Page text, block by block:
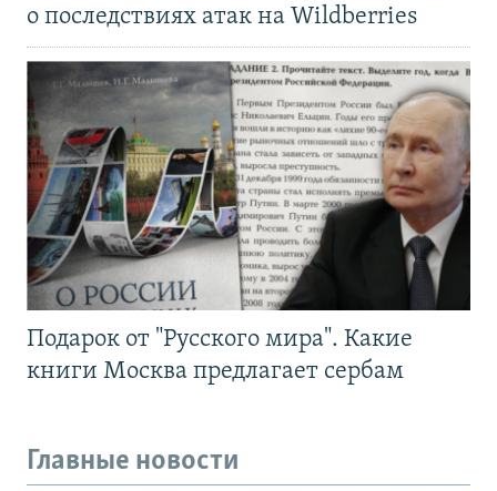
о последствиях атак на Wildberries
Подарок от "Русского мира". Какие
книги Москва предлагает сербам
Главные новости